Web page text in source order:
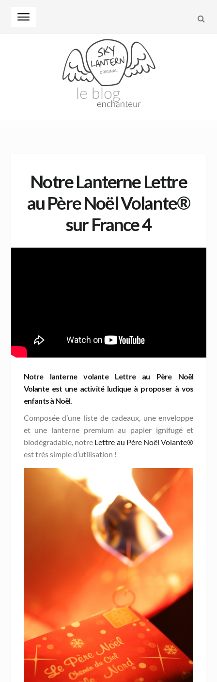
Notre Lanterne Lettre
au Père Noël Volante®
sur France 4
Notre lanterne volante
Lettre au Père Noël
Volanteest une activité ludique à proposer à vos
enfants à Noël.
Composée d’une liste de cadeaux, une enveloppe
et une lanterne premium au papier ignifugé et
biodégradable, notre Lettre au Père Noël Volante®
est très simple d’utilisation !